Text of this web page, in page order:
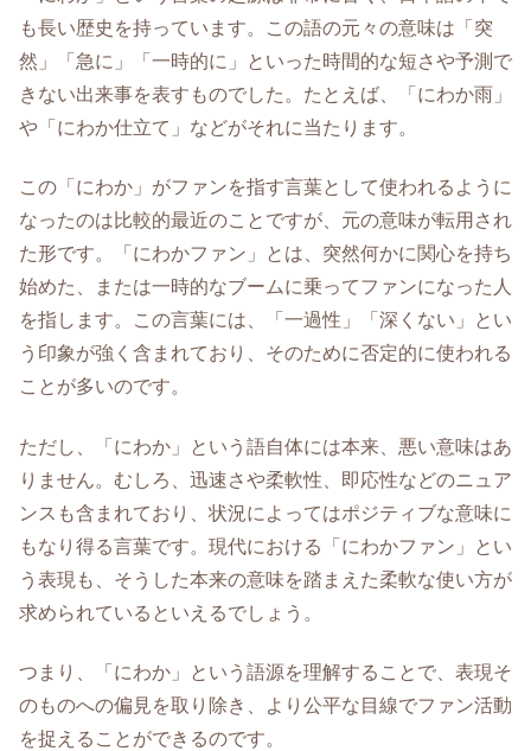
も長い歴史を持っています。この語の元々の意味は「突
然」「急に」「一時的に」といった時間的な短さや予測で
きない出来事を表すものでした。たとえば、「にわか雨」
や「にわか仕立て」などがそれに当たります。
この「にわか」がファンを指す言葉として使われるように
なったのは比較的最近のことですが、元の意味が転用され
た形です。「にわかファン」とは、突然何かに関心を持ち
始めた、または一時的なブームに乗ってファンになった人
を指します。この言葉には、「一過性」「深くない」とい
う印象が強く含まれており、そのために否定的に使われる
ことが多いのです。
ただし、「にわか」という語自体には本来、悪い意味はあ
りません。むしろ、迅速さや柔軟性、即応性などのニュア
ンスも含まれており、状況によってはポジティブな意味に
もなり得る言葉です。現代における「にわかファン」とい
う表現も、そうした本来の意味を踏まえた柔軟な使い方が
求められているといえるでしょう。
つまり、「にわか」という語源を理解することで、表現そ
のものへの偏見を取り除き、より公平な目線でファン活動
を捉えることができるのです。